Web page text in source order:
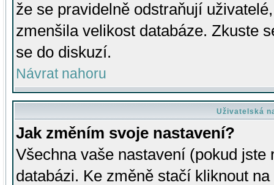
že se pravidelně odstraňují
zmenšila velikost databáze. Zkuste
se do diskuzí.
Návrat nahoru
Uživatelská
Jak změním svoje nastavení?
Všechna vaše nastavení (pokud
databázi. Ke změně stačí kliknout